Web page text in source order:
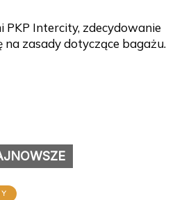
PKP Intercity, zdecydowanie
zasady dotyczące bagażu.